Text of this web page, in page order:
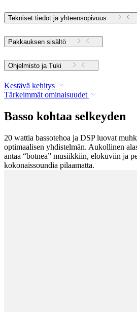
Tekniset tiedot ja yhteensopivuus
Pakkauksen sisältö
Ohjelmisto ja Tuki
Kestävä kehitys
Tärkeimmät ominaisuudet
Basso kohtaa selkeyden
20 wattia bassotehoa ja DSP luovat
optimaalisen yhdistelmän. Aukollinen
antaa “botnea” musiikkiin, elokuviin ja
kokonaissoundia pilaamatta.